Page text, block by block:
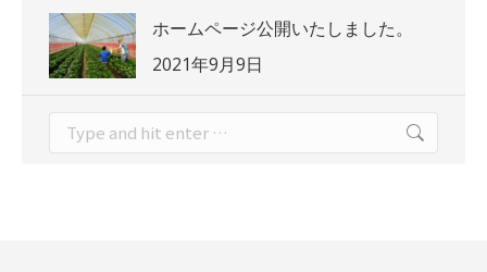
ホームページ公開いたしました。
2021年9月9日
Search: